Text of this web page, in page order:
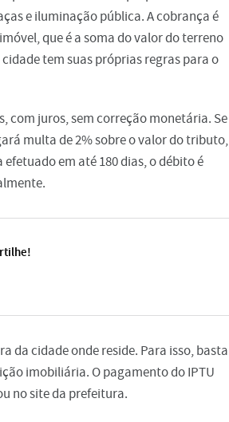
e iluminação pública. A cobrança é
que é a soma do valor do terreno
tem suas próprias regras para o
com juros, sem correção monetária. Se
multa de 2% sobre o valor do tributo,
em até 180 dias, o débito é
da cidade onde reside. Para isso, basta
imobiliária. O pagamento do IPTU
no site da prefeitura.